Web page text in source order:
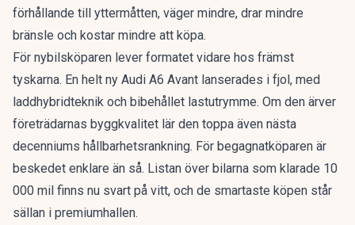
förhållande till yttermåtten, väger mindre, drar mindre
bränsle och kostar mindre att köpa.
För nybilsköparen lever formatet vidare hos främst
tyskarna. En helt ny Audi A6 Avant lanserades i fjol, med
laddhybridteknik och bibehållet lastutrymme. Om den ärver
företrädarnas byggkvalitet lär den toppa även nästa
decenniums hållbarhetsrankning. För begagnatköparen är
beskedet enklare än så. Listan över bilarna som klarade 10
000 mil finns nu svart på vitt, och de smartaste köpen står
sällan i premiumhallen.